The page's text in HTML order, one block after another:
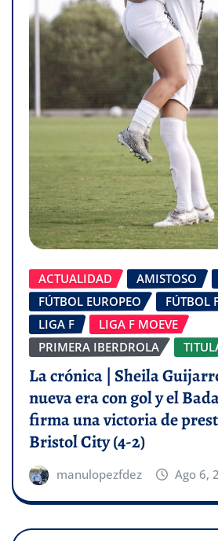
ACTUALIDAD AMISTOSO
FÚTBOL EUROPEO
FÚTBOL
LIGA F
LIGA F MOEVE
PRIMERA IBERDROLA
La crónica | Sheila
nueva era con gol y el
firma una victoria de
Bristol City (4-2)
manulopezfdez Ago 6,